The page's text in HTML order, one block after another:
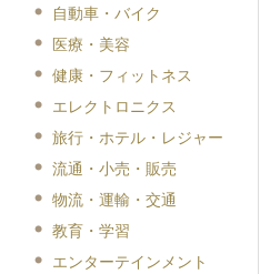
自動車・バイク
医療・美容
健康・フィットネス
エレクトロニクス
旅行・ホテル・レジャー
流通・小売・販売
物流・運輸・交通
教育・学習
エンターテインメント